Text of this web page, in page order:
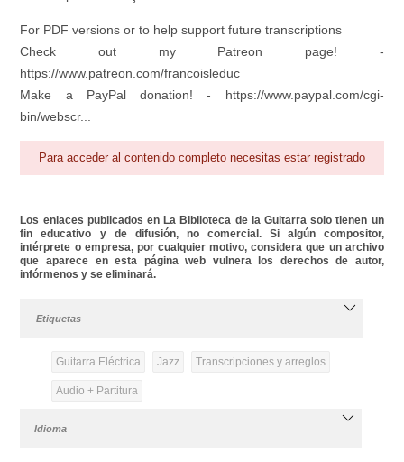
Área personal
For PDF versions or to help support future transcriptions
Check out my Patreon page! -
https://www.patreon.com/francoisleduc
Make a PayPal donation! - https://www.paypal.com/cgi-
bin/webscr...
Para acceder al contenido completo necesitas estar registrado
Los enlaces publicados en La Biblioteca de la Guitarra solo tienen un
fin educativo y de difusión, no comercial. Si algún compositor,
intérprete o empresa, por cualquier motivo, considera que un archivo
que aparece en esta página web vulnera los derechos de autor,
infórmenos y se eliminará.
Etiquetas
Guitarra Eléctrica Jazz Transcripciones y arreglos
Audio + Partitura
Idioma